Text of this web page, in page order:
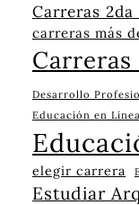
Carreras 2da
carreras más
Desarrollo
Educación en Línea
elegir carrera
Estudiar